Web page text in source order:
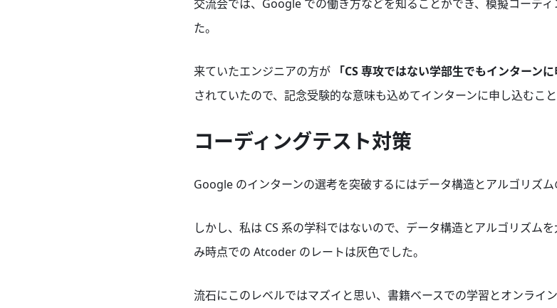
交流会では、Google での働き方などを知ることができ、模擬コーデ
た。
来ていたエンジニアの方が 「CS 専攻ではない学部生でもインターン
されていたので、記念受験的な意味も込めてインターンに申し込むこと
コーディングテスト対策
Google のインターンの選考を突破するにはデータ構造とアルゴリズム
しかし、私は CS 系の学科ではないので、データ構造とアルゴリズム
み時点での Atcoder のレートは灰色でした。
流石にこのレベルではマズイと思い、書籍ベースでの学習とオンライ